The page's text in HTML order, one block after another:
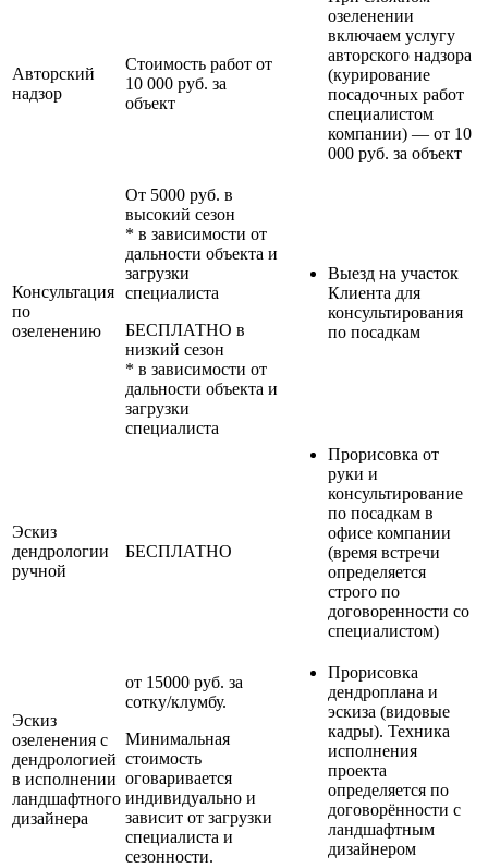
Авторский
надзор
Стоимость работ от
10 000 руб. за
объект
озеленении
включаем услугу
авторского надзора
(курирование
посадочных работ
специалистом
компании) — от 10
000 руб. за объект
Консультация
по
озеленению
От 5000 руб. в
высокий сезон
* в зависимости от
дальности объекта и
загрузки
специалиста
БЕСПЛАТНО в
низкий сезон
* в зависимости от
дальности объекта и
загрузки
специалиста
Выезд на участок
Клиента для
консультирования
по посадкам
Эскиз
дендрологии
ручной
БЕСПЛАТНО
Прорисовка от
руки и
консультирование
по посадкам в
офисе компании
(время встречи
определяется
строго по
договоренности со
специалистом)
Эскиз
озеленения с
дендрологией
в исполнении
ландшафтного
дизайнера
от 15000 руб. за
сотку/клумбу.
Минимальная
стоимость
оговаривается
индивидуально и
зависит от загрузки
специалиста и
сезонности.
Прорисовка
дендроплана и
эскиза (видовые
кадры). Техника
исполнения
проекта
определяется по
договорённости с
ландшафтным
дизайнером